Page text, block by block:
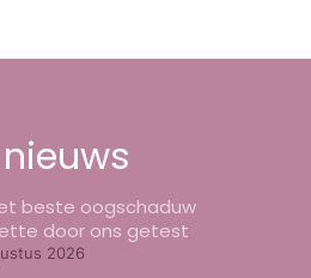
beste oogschaduw
door ons getest
2026